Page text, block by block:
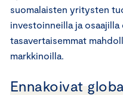
suomalaisten yritysten
investoinneilla ja
tasavertaisemmat
markkinoilla.
Ennakoivat